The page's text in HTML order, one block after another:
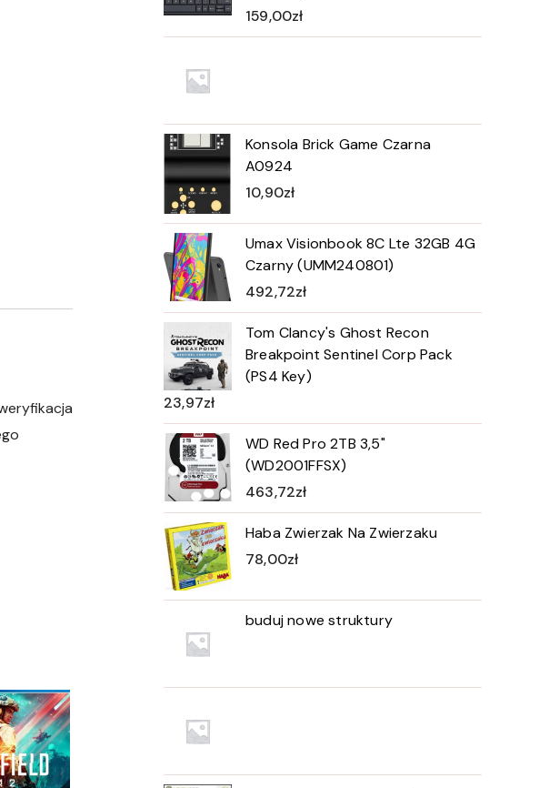
159,00zł
Konsola Brick Game Czarna
A0924
10,90zł
Umax Visionbook 8C Lte 32GB 4G
Czarny (UMM240801)
492,72zł
Tom Clancy's Ghost Recon
Breakpoint Sentinel Corp Pack
(PS4 Key)
23,97zł
WD Red Pro 2TB 3,5"
(WD2001FFSX)
463,72zł
Haba Zwierzak Na Zwierzaku
78,00zł
buduj nowe struktury